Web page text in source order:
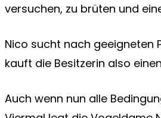
versuchen, zu brüten und
Nico sucht nach geeigneten
kauft die Besitzerin also
Auch wenn nun alle